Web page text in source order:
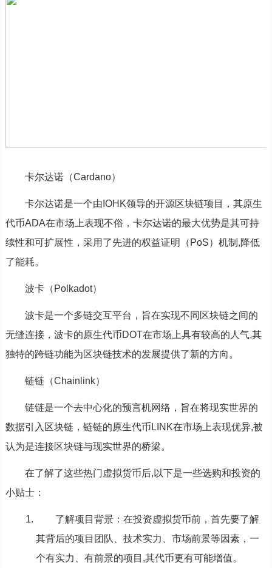
卡尔达诺（Cardano）
卡尔达诺是一个由IOHK领导的开源区块链项目，其原生
代币ADA在市场上表现不俗，卡尔达诺的最大优势是其可持
续性和可扩展性，采用了先进的权益证明（PoS）机制,降低
了能耗。
波卡（Polkadot）
波卡是一个多链交互平台，旨在实现不同区块链之间的
无缝连接，波卡的原生代币DOT在市场上具有较高的人气,其
独特的跨链功能为区块链技术的发展提供了新的方向。
链链（Chainlink）
链链是一个去中心化的预言机网络，旨在将现实世界的
数据引入区块链，链链的原生代币LINK在市场上表现优异,被
认为是连接区块链与现实世界的桥梁。
在了解了这些热门虚拟货币后,以下是一些选购和投资的
小贴士：
了解项目背景：在投资虚拟货币前，首先要了解
其背后的项目团队、技术实力、市场前景等因素，一
个有实力、有前景的项目,其代币更有可能增值。